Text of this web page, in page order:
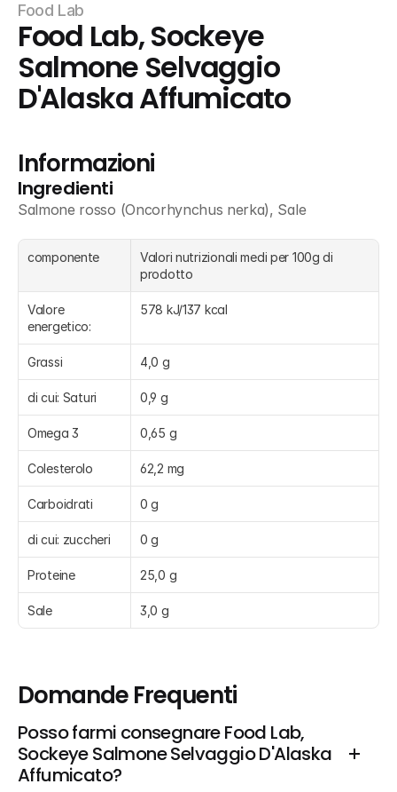
Food Lab
Food Lab, Sockeye
Salmone Selvaggio
D'Alaska Affumicato
Informazioni
Ingredienti
Salmone rosso (Oncorhynchus nerka), Sale
componente
Valori nutrizionali medi per 100g di
prodotto
Valore
energetico:
578 kJ/137 kcal
Grassi 4,0 g
di cui: Saturi 0,9 g
Omega 3 0,65 g
Colesterolo 62,2 mg
Carboidrati 0 g
di cui: zuccheri 0 g
Proteine 25,0 g
Sale 3,0 g
Domande Frequenti
Posso farmi consegnare Food Lab,
Sockeye Salmone Selvaggio D'Alaska
Affumicato?